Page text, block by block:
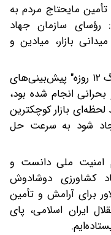
تأمین مایحتاج مردم به
سازمان جهاد
بازار، میادین و
وزیر جهاد کشاورزی گفت: پس از "جنگ ۱۲ روزه" پیش‌بینی‌های
انجام شده بود،
بازار کوچکترین
شود به سرعت حل
امنیت ملی دانست و
کشاورزی دوشادوش
برای آرامش و تأمین
ایران اسلامی، پای